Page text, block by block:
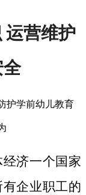
运营维护
护学前幼儿教育
济一个国家
企业职工的